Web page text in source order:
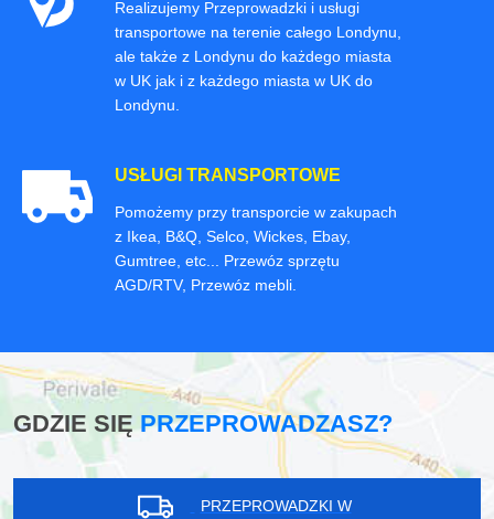
Realizujemy Przeprowadzki i usługi
transportowe na terenie całego Londynu,
ale także z Londynu do każdego miasta
w UK jak i z każdego miasta w UK do
Londynu.
USŁUGI TRANSPORTOWE
Pomożemy przy transporcie w zakupach
z Ikea, B&Q, Selco, Wickes, Ebay,
Gumtree, etc... Przewóz sprzętu
AGD/RTV, Przewóz mebli.
GDZIE SIĘPRZEPROWADZASZ?
PRZEPROWADZKI W